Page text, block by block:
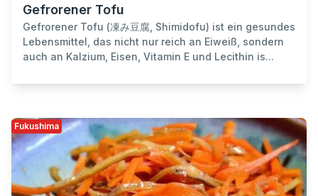
Gefrorener Tofu
Gefrorener Tofu (凍み豆腐, Shimidofu) ist ein gesundes
Lebensmittel, das nicht nur reich an Eiweiß, sondern
auch an Kalzium, Eisen, Vitamin E und Lecithin is...
Fukushima